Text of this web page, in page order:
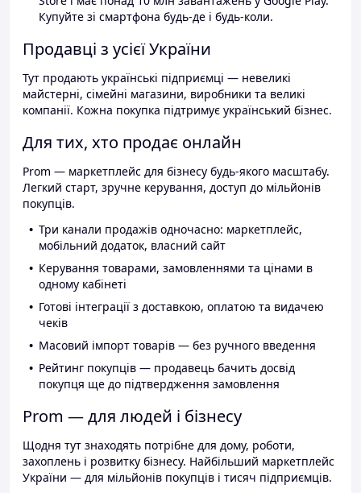
Купуйте зі смартфона будь-де і будь-коли.
Продавці з усієї України
Тут продають українські підприємці — невеликі
майстерні, сімейні магазини, виробники та великі
компанії. Кожна покупка підтримує український бізнес.
Для тих, хто продає онлайн
Prom — маркетплейс для бізнесу будь-якого масштабу.
Легкий старт, зручне керування, доступ до мільйонів
покупців.
Три канали продажів одночасно: маркетплейс,
мобільний додаток, власний сайт
Керування товарами, замовленнями та цінами в
одному кабінеті
Готові інтеграції з доставкою, оплатою та видачею
чеків
Масовий імпорт товарів — без ручного введення
Рейтинг покупців — продавець бачить досвід
покупця ще до підтвердження замовлення
Prom — для людей і бізнесу
Щодня тут знаходять потрібне для дому, роботи,
захоплень і розвитку бізнесу. Найбільший маркетплейс
України — для мільйонів покупців і тисяч підприємців.